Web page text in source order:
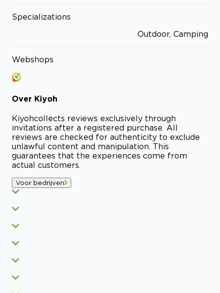
Specializations
Outdoor, Camping
Webshops
Over Kiyoh
Kiyohcollects reviews exclusively through
invitations after a registered purchase. All
reviews are checked for authenticity to exclude
unlawful content and manipulation. This
guarantees that the experiences come from
actual customers.
Voor bedrijven